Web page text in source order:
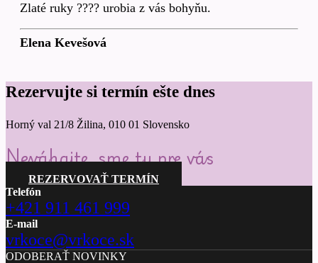
Zlaté ruky ???? urobia z vás bohyňu.
Elena Kevešová
Rezervujte si termín ešte dnes
Horný val 21/8 Žilina, 010 01 Slovensko
Neváhajte, sme tu pre vás
REZERVOVAŤ TERMÍN
Telefón
+421 911 461 999
E-mail
vrkoce@vrkoce.sk
ODOBERAŤ NOVINKY